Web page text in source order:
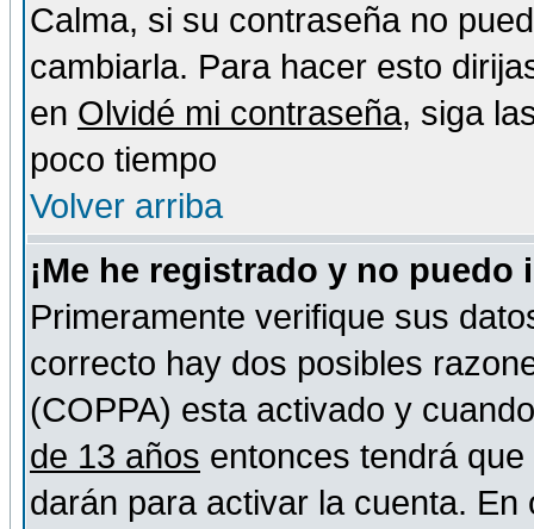
Calma, si su contraseña no
cambiarla. Para hacer esto
en Olvidé mi contraseña, siga
poco tiempo
Volver arriba
¡Me he registrado y no puedo
Primeramente verifique sus
correcto hay dos posibles
(COPPA) esta activado y
de 13 años entonces tendrá
darán para activar la cuenta.